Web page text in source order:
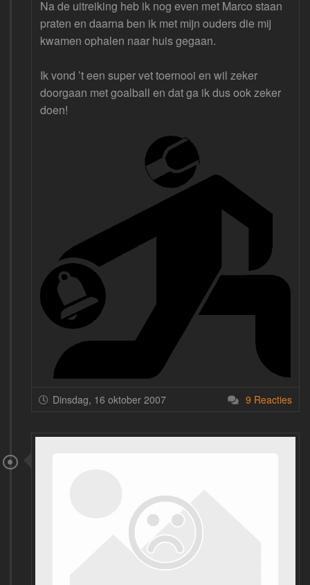
Na de uitreiking heb ik nog even met Marco staan
praten en daarna ben ik met mijn ouders die mij
kwamen ophalen naar huis gegaan.
Ik vond ’t een super vet toernooi en wil zeker
doorgaan met goalball en dat ga ik dus ook zeker
doen!
Dinsdag, 16 oktober 2007 9 Reacties